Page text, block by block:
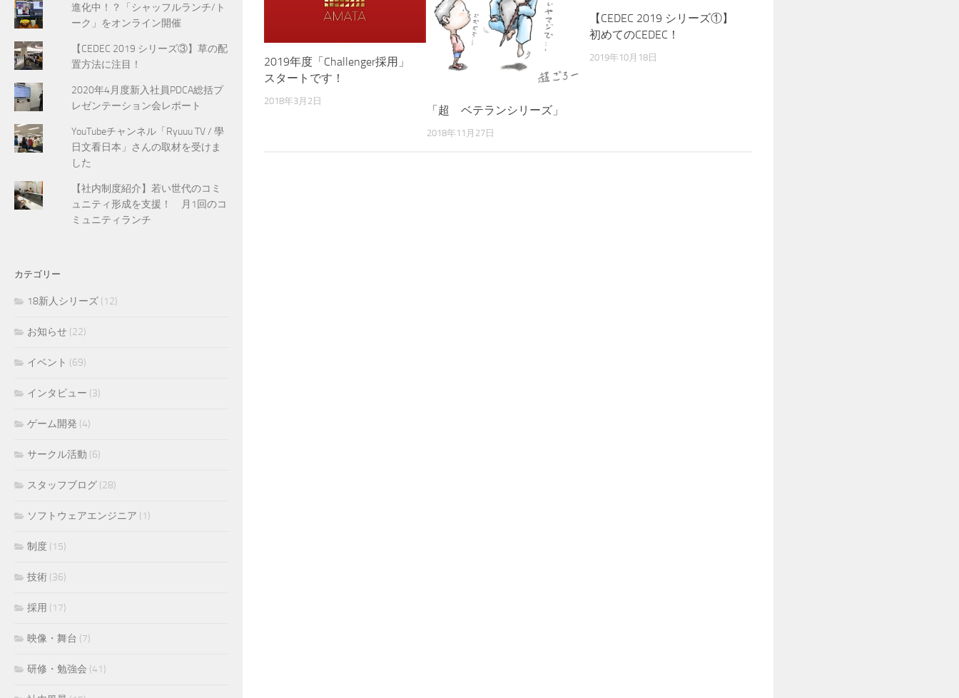
2019年度「Challenger採用」
スタートです！
2018年3月2日
「超 ベテランシリーズ」
2018年11月27日
【CEDEC 2019 シリーズ①】
初めてのCEDEC！
2019年10月18日
進化中！？「シャッフルランチ/ト
ーク」をオンライン開催
【CEDEC 2019 シリーズ③】草の配
置方法に注目！
2020年4月度新入社員PDCA総括プ
レゼンテーション会レポート
YouTubeチャンネル「Ryuuu TV / 學
日文看日本」さんの取材を受けま
した
【社内制度紹介】若い世代のコミ
ュニティ形成を支援！ 月1回のコ
ミュニティランチ
カテゴリー
18新人シリーズ (12)
お知らせ (22)
イベント (69)
インタビュー (3)
ゲーム開発 (4)
サークル活動 (6)
スタッフブログ (28)
ソフトウェアエンジニア (1)
制度 (15)
技術 (36)
採用 (17)
映像・舞台 (7)
研修・勉強会 (41)